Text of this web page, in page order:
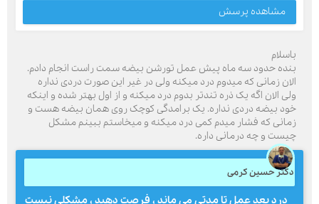
مشاهده پرسش
باسلام
بنده حدود سه ماه پیش عمل تورشن بیضه سمت راست انجام دادم.
الان زمانی که میدوم درد میکنه ولی در غیر این صورت دردی نداره
ولی الان اگه یک ذره تندتر بدوم درد میکنه و از اول بهتر شده و اینکه
خود بیضه دردی نداره. یک برامدگی کوچک روی همان بیضه هست و
زمانی که فشار میدم کمی درد میکنه و میخاستم ببینم مشکل
چیست و چه درمانی داره.
دکتر حسین کرمی
درد بعد عمل تا مدتی می ماند ، فرصت دهید ، مشکلی نیست